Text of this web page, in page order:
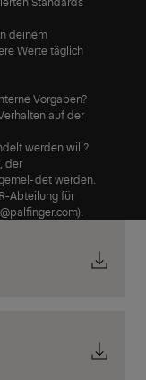
deinem
Werte täglich
Vorgaben?
auf der
werden will?
der
det werden.
Abteilung für